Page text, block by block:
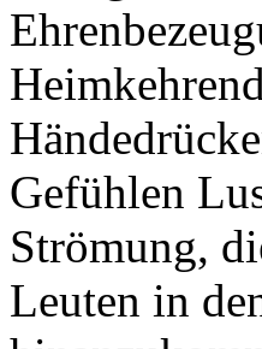
Gefühlen
Strömung,
Leuten in